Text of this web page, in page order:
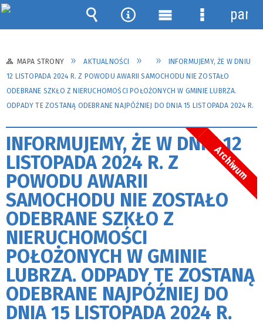
MAPA STRONY AKTUALNOŚCI
INFORMUJEMY, ŻE W DNIU
12 LISTOPADA 2024 R. Z POWODU AWARII SAMOCHODU NIE ZOSTAŁO
ODEBRANE SZKŁO Z NIERUCHOMOŚCI POŁOŻONYCH W GMINIE LUBRZA.
ODPADY TE ZOSTANĄ ODEBRANE NAJPÓŹNIEJ DO DNIA 15 LISTOPADA 2024 R.
INFORMUJEMY, ŻE W DNIU 12
LISTOPADA 2024 R. Z
POWODU AWARII
SAMOCHODU NIE ZOSTAŁO
ODEBRANE SZKŁO Z
NIERUCHOMOŚCI
POŁOŻONYCH W GMINIE
LUBRZA. ODPADY TE ZOSTANĄ
ODEBRANE NAJPÓŹNIEJ DO
DNIA 15 LISTOPADA 2024 R.
Archiwum
Wyszukiwarka
Narzędzia
Menu Menu
panel